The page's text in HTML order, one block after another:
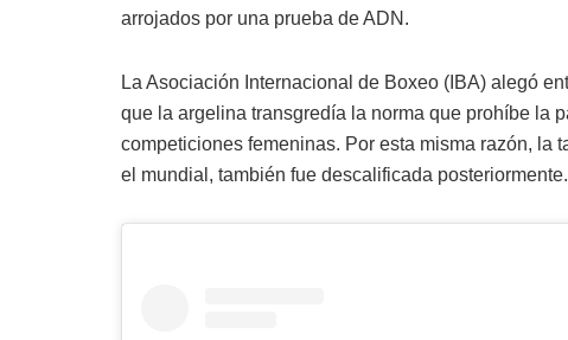
arrojados por una prueba de ADN.
La Asociación Internacional de Boxeo (IBA) alegó
que la argelina transgredía la norma que prohíbe la
competiciones femeninas. Por esta misma razón, la
el mundial, también fue descalificada posteriormente.